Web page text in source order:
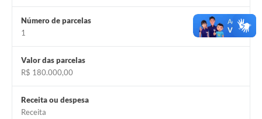
A Prefeitura
Número de parcelas
1
Valor das parcelas
R$ 180.000,00
Receita ou despesa
Receita